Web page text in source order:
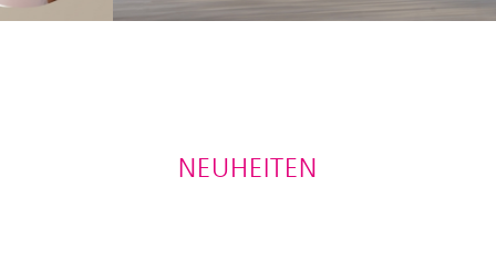
NEUHEITEN